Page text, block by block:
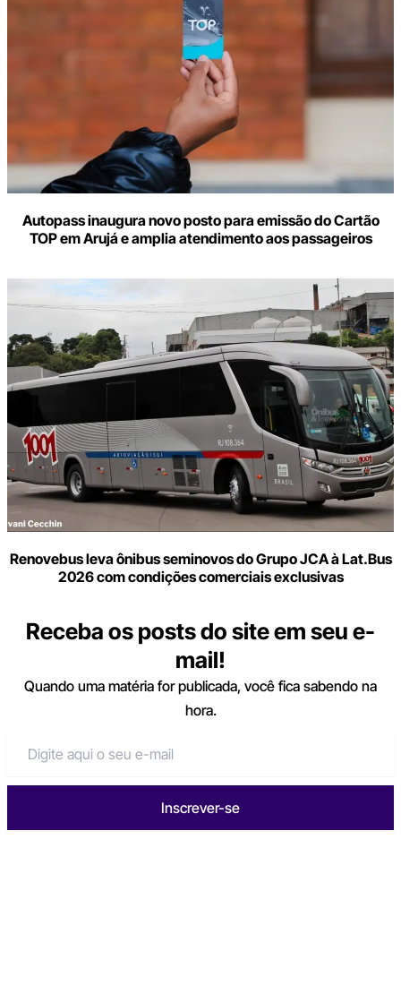
Autopass inaugura novo posto para emissão do Cartão
TOP em Arujá e amplia atendimento aos passageiros
Renovebus leva ônibus seminovos do Grupo JCA à Lat.Bus
2026 com condições comerciais exclusivas
Receba os posts do site em seu e-
mail!
Quando uma matéria for publicada, você fica sabendo na
hora.
Inscrever-se